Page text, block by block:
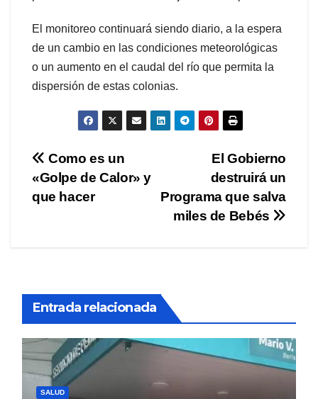
El monitoreo continuará siendo diario, a la espera
de un cambio en las condiciones meteorológicas
o un aumento en el caudal del río que permita la
dispersión de estas colonias.
Navegación
de
El Gobierno
destruirá un
Programa que salva
miles de Bebés
Como es un
«Golpe de Calor» y
que hacer
Entrada relacionada
SALUD